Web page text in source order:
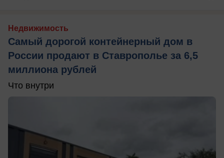
Недвижимость
Самый дорогой контейнерный дом в
России продают в Ставрополье за 6,5
миллиона рублей
Что внутри